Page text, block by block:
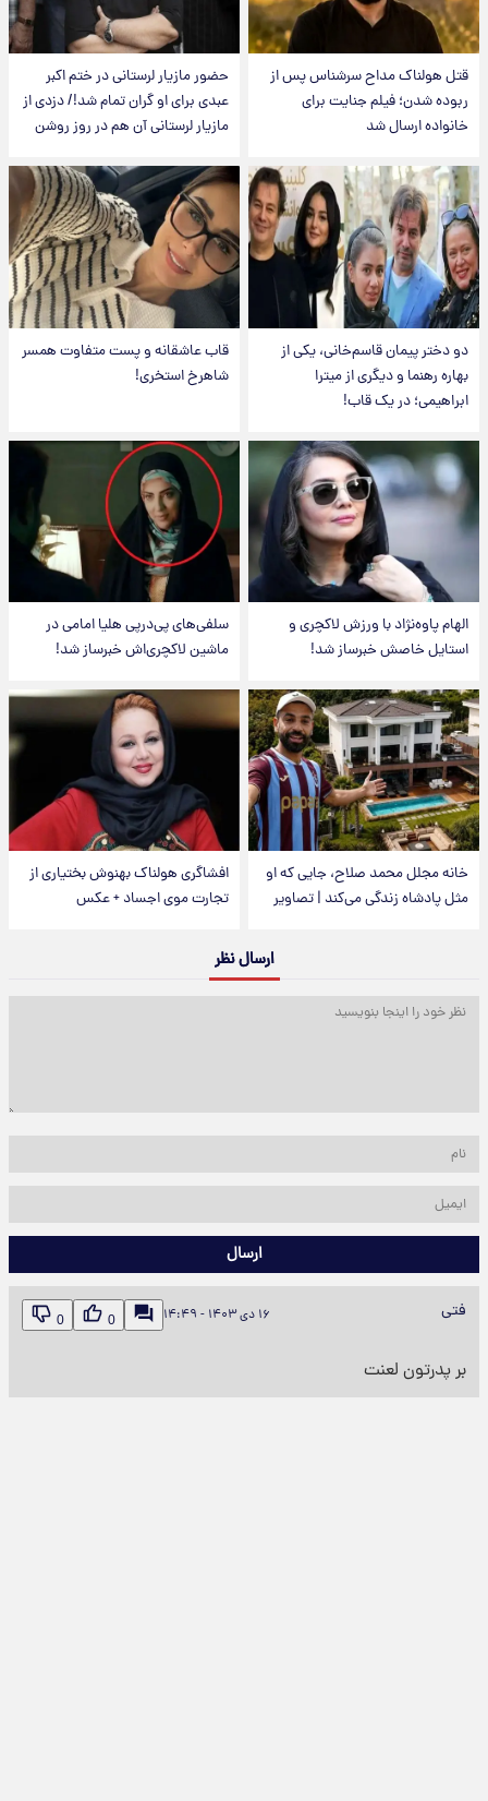
قتل هولناک مداح سرشناس پس از
ربوده شدن؛ فیلم جنایت برای
خانواده ارسال شد
حضور مازیار لرستانی در ختم اکبر
عبدی برای او گران تمام شد!/ دزدی از
مازیار لرستانی آن هم در روز روشن
دو دختر پیمان قاسم‌خانی، یکی از
بهاره رهنما و دیگری از میترا
ابراهیمی؛ در یک قاب!
قاب عاشقانه و پست متفاوت همسر
شاهرخ استخری!
الهام پاوه‌نژاد با ورزش لاکچری و
استایل خاصش خبرساز شد!
سلفی‌های پی‌درپی هلیا امامی در
ماشین لاکچری‌اش خبرساز شد!
خانه مجلل محمد صلاح، جایی که او
مثل پادشاه زندگی می‌کند | تصاویر
افشاگری هولناک بهنوش بختیاری از
تجارت موی اجساد + عکس
ارسال نظر
ارسال
فتی ۱۶ دی ۱۴۰۳ - ۱۴:۴۹ 0
0
بر پدرتون لعنت